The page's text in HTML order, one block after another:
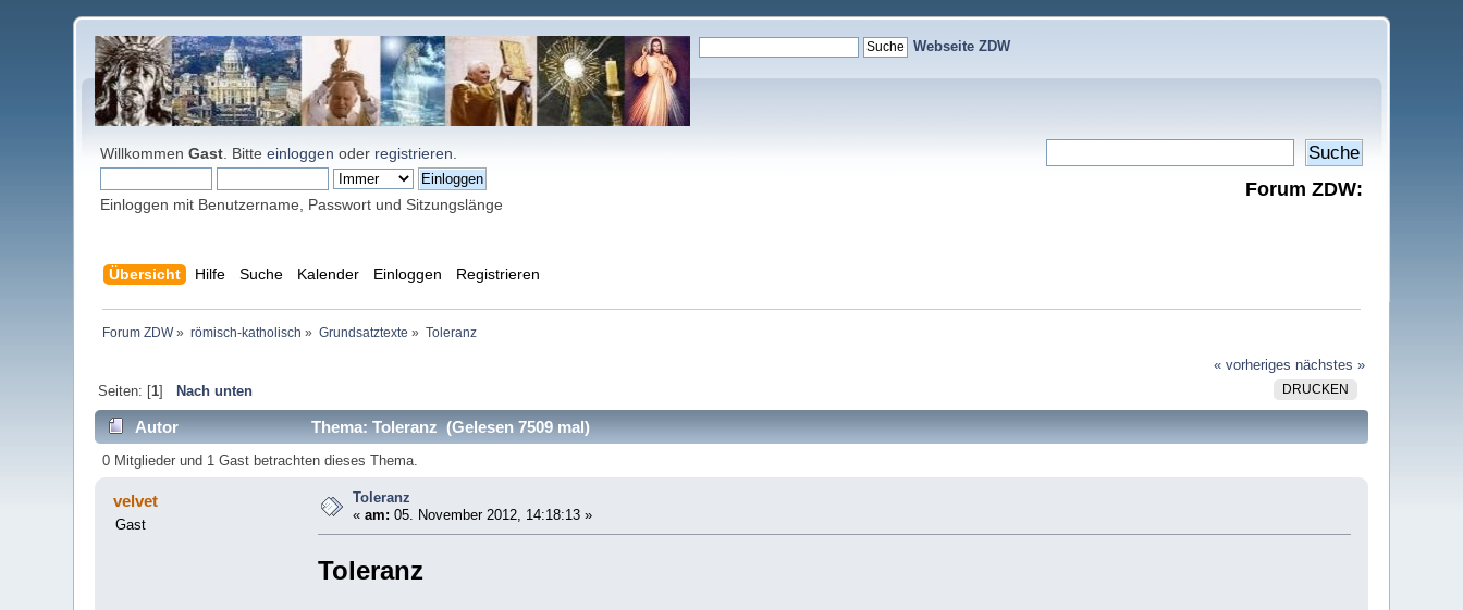
Webseite ZDW
WillkommenGast . Bitteeinloggen oder registrieren
Einloggen mit Benutzername, Passwort und Sitzungslänge
Forum ZDW:
Übersicht Hilfe Suche Kalender Einloggen Registrieren
Forum ZDW» römisch-katholisch » Grundsatztexte » Toleranz
« vorheriges nächstes »
DRUCKEN
Seiten: [1] Nach unten
Autor Thema: Toleranz (Gelesen 7509 mal)
0 Mitglieder und 1 Gast betrachten dieses Thema.
velvet
Gast
Toleranz
«am: 05. November 2012, 14:18:13 »
Toleranz